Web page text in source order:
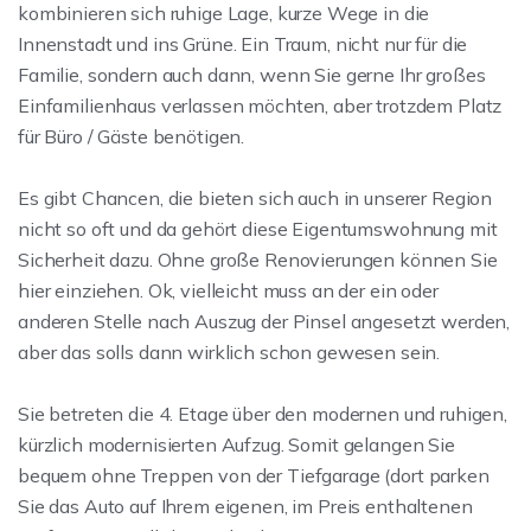
kombinieren sich ruhige Lage, kurze Wege in die
Innenstadt und ins Grüne. Ein Traum, nicht nur für die
Familie, sondern auch dann, wenn Sie gerne Ihr großes
Einfamilienhaus verlassen möchten, aber trotzdem Platz
für Büro / Gäste benötigen.
Es gibt Chancen, die bieten sich auch in unserer Region
nicht so oft und da gehört diese Eigentumswohnung mit
Sicherheit dazu. Ohne große Renovierungen können Sie
hier einziehen. Ok, vielleicht muss an der ein oder
anderen Stelle nach Auszug der Pinsel angesetzt werden,
aber das solls dann wirklich schon gewesen sein.
Sie betreten die 4. Etage über den modernen und ruhigen,
kürzlich modernisierten Aufzug. Somit gelangen Sie
bequem ohne Treppen von der Tiefgarage (dort parken
Sie das Auto auf Ihrem eigenen, im Preis enthaltenen